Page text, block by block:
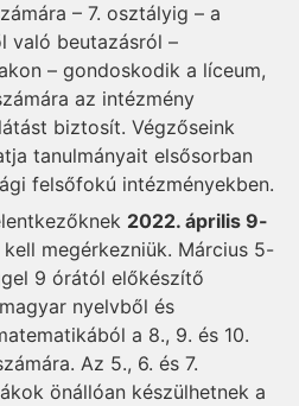
– 7. osztályig – a
való beutazásról –
– gondoskodik a líceum,
az intézmény
biztosít. Végzőseink
tanulmányait elsősorban
felsőfokú intézményekben.
2022. április 9-
megérkezniük. Március 5-
9 órától előkészítő
nyelvből és
a 8., 9. és 10.
Az 5., 6. és 7.
önállóan készülhetnek a